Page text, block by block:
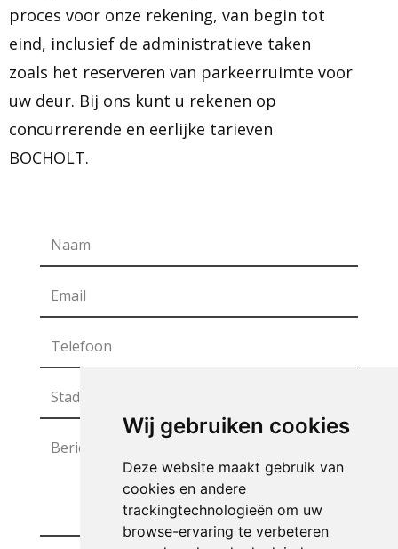
Wij gebruiken cookies
Deze website maakt gebruik van
cookies en andere
trackingtechnologieën om uw
browse-ervaring te verbeteren
proces voor onze rekening, van begin tot
eind, inclusief de administratieve taken
zoals het reserveren van parkeerruimte voor
uw deur. Bij ons kunt u rekenen op
concurrerende en eerlijke tarieven
BOCHOLT.